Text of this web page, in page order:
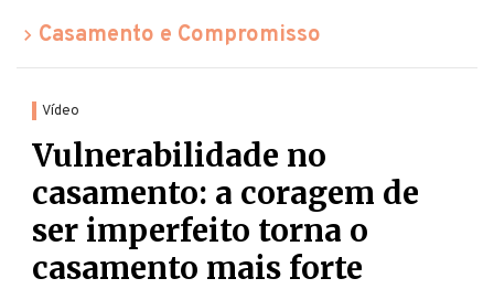
Casamento e Compromisso
Vídeo
Vulnerabilidade no
casamento: a coragem de
ser imperfeito torna o
casamento mais forte